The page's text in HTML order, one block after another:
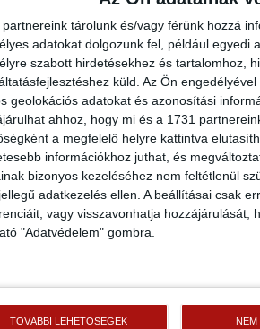
partnereink tárolunk és/vagy férünk hozzá
adatokat dolgozunk fel, például egyedi
szabott hirdetésekhez és tartalomhoz,
küld. Az Ön
geolokációs adatokat és azonosítási
ahhoz, hogy mi és a 1731
a megfelelő helyre kattintva
információkhoz juthat, és
bizonyos kezeléséhez nem feltétlenül
adatkezelés ellen. A beállításai csak
vagy visszavonhatja hozzájárulását,
"Adatvédelem" gombra.
TOVÁBBI LEHETŐSÉGEK NEM
más
telek
és bővebb
Hivatkozási szám: #176911
AzOpenhouse
országos hálózatunk teljes
Atelek vásárláshoz hitelt
Önnek bankfüggetlen
További szolgáltatásainkkal (pl.
háttér) is segítjük Önt a
Finanszírozás